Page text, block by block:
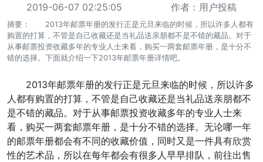
2019-06-07 02:25:05 作者：用户投稿
摘要： 2013年邮票年册的发行正是元旦来临的时候，所以许多人都有
购置的打算，不管是自己收藏还是当礼品送亲朋都不是不错的藏品。对于
从事邮票投资收藏多年的专业人士来看，购买一两套邮票年册，是十分不
错的选择。下面就介绍一下2013年邮票年册详情吧。
2013年邮票年册的发行正是元旦来临的时候，所以许多
人都有购置的打算，不管是自己收藏还是当礼品送亲朋都不
是不错的藏品。对于从事邮票投资收藏多年的专业人士来
看，购买一两套邮票年册，是十分不错的选择。无论哪一年
的邮票年册都会有不同的收藏价值，同时又是一件具有欣赏
性的艺术品，所以在每年都会有很多人早早排队，前往出售